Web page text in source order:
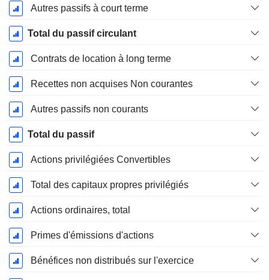
Autres passifs à court terme
Total du passif circulant
Contrats de location à long terme
Recettes non acquises Non courantes
Autres passifs non courants
Total du passif
Actions privilégiées Convertibles
Total des capitaux propres privilégiés
Actions ordinaires, total
Primes d'émissions d'actions
Bénéfices non distribués sur l'exercice